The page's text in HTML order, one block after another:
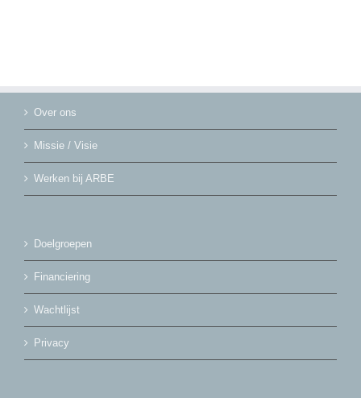
Over ons
Missie / Visie
Werken bij ARBE
Doelgroepen
Financiering
Wachtlijst
Privacy